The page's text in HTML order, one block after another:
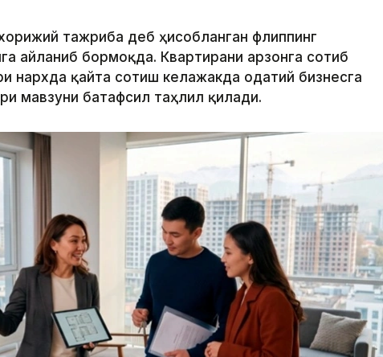
тажриба деб ҳисобланган флиппинг
айланиб бормоқда. Квартирани арзонга сотиб
нархда қайта сотиш келажакда одатий бизнесга
мавзуни батафсил таҳлил қилади.